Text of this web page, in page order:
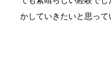
かしていきたいと思って